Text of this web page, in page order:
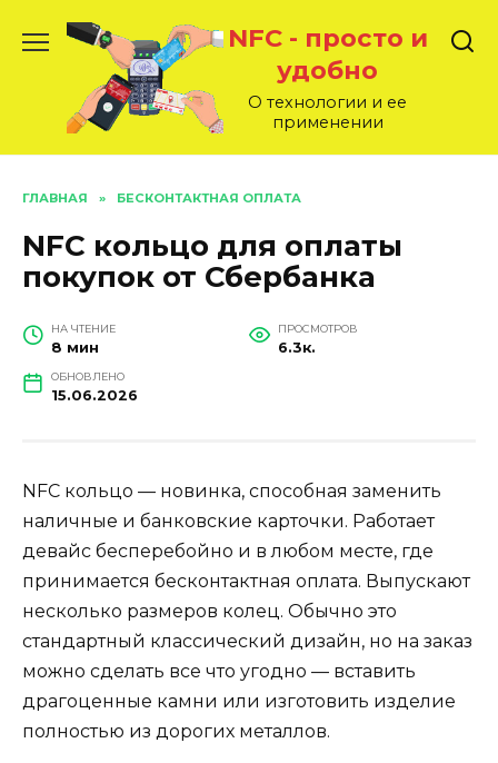
содержанию
NFC - просто и
удобно
О технологии и ее
применении
ГЛАВНАЯ » БЕСКОНТАКТНАЯ ОПЛАТА
NFC кольцо для оплаты
покупок от Сбербанка
НА ЧТЕНИЕ
8 мин
ПРОСМОТРОВ
6.3к.
ОБНОВЛЕНО
15.06.2026
NFC кольцо — новинка, способная заменить
наличные и банковские карточки. Работает
девайс бесперебойно и в любом месте, где
принимается бесконтактная оплата. Выпускают
несколько размеров колец. Обычно это
стандартный классический дизайн, но на заказ
можно сделать все что угодно — вставить
драгоценные камни или изготовить изделие
полностью из дорогих металлов.